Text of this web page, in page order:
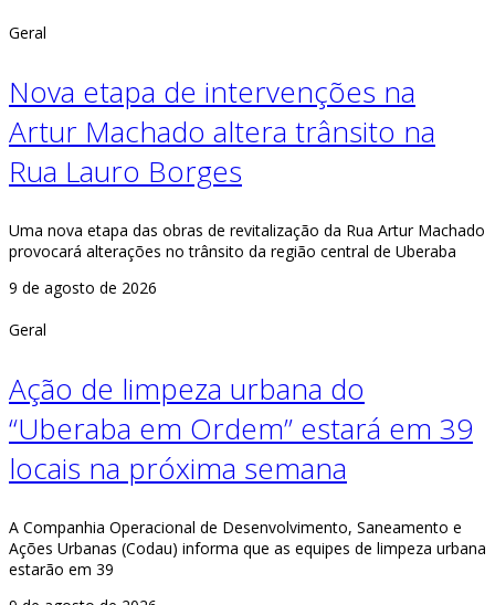
Geral
Nova etapa de intervenções na
Artur Machado altera trânsito na
Rua Lauro Borges
Uma nova etapa das obras de revitalização da Rua Artur Machado
provocará alterações no trânsito da região central de Uberaba
9 de agosto de 2026
Geral
Ação de limpeza urbana do
“Uberaba em Ordem” estará em 39
locais na próxima semana
A Companhia Operacional de Desenvolvimento, Saneamento e
Ações Urbanas (Codau) informa que as equipes de limpeza urbana
estarão em 39